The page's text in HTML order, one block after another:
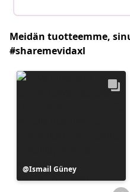
Meidän tuotteemme,
#sharemevidaxl
Julkaissut
Ismail Güney